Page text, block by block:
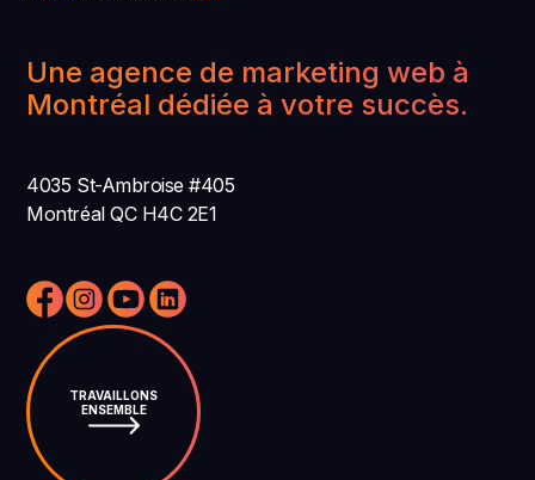
Une agence de marketing web à
Montréal dédiée à votre succès.
4035 St-Ambroise #405
Montréal QC H4C 2E1
TRAVAILLONS
ENSEMBLE